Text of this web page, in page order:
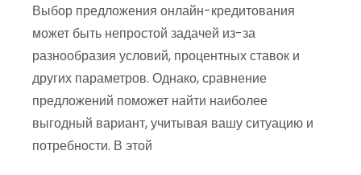
Выбор предложения онлайн-кредитования
может быть непростой задачей из-за
разнообразия условий, процентных ставок и
других параметров. Однако, сравнение
предложений поможет найти наиболее
выгодный вариант, учитывая вашу ситуацию и
потребности. В этой